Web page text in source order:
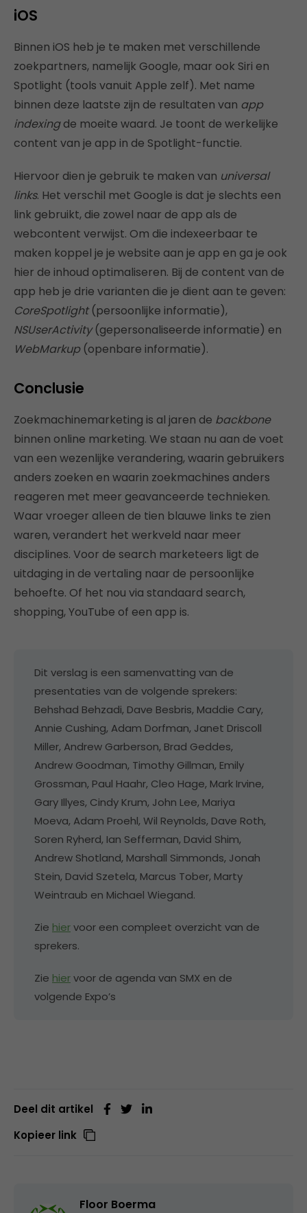
iOS
Binnen iOS heb je te maken met verschillende
zoekpartners, namelijk Google, maar ook Siri en
Spotlight (tools vanuit Apple zelf). Met name
binnen deze laatste zijn de resultaten van app
indexingde moeite waard. Je toont de werkelijke
content van je app in de Spotlight-functie.
Hiervoor dien je gebruik te maken van universal
links. Het verschil met Google is dat je slechts een
link gebruikt, die zowel naar de app als de
webcontent verwijst. Om die indexeerbaar te
maken koppel je je website aan je app en ga je ook
hier de inhoud optimaliseren. Bij de content van de
app heb je drie varianten die je dient aan te geven:
CoreSpotlight(persoonlijke informatie),
NSUserActivity(gepersonaliseerde informatie) en
WebMarkup(openbare informatie).
Conclusie
Zoekmachinemarketing is al jaren de backbone
binnen online marketing. We staan nu aan de voet
van een wezenlijke verandering, waarin gebruikers
anders zoeken en waarin zoekmachines anders
reageren met meer geavanceerde technieken.
Waar vroeger alleen de tien blauwe links te zien
waren, verandert het werkveld naar meer
disciplines. Voor de search marketeers ligt de
uitdaging in de vertaling naar de persoonlijke
behoefte. Of het nou via standaard search,
shopping, YouTube of een app is.
Dit verslag is een samenvatting van de
presentaties van de volgende sprekers:
Behshad Behzadi, Dave Besbris, Maddie Cary,
Annie Cushing, Adam Dorfman, Janet Driscoll
Miller, Andrew Garberson, Brad Geddes,
Andrew Goodman, Timothy Gillman, Emily
Grossman, Paul Haahr, Cleo Hage, Mark Irvine,
Gary Illyes, Cindy Krum, John Lee, Mariya
Moeva, Adam Proehl, Wil Reynolds, Dave Roth,
Soren Ryherd, Ian Sefferman, David Shim,
Andrew Shotland, Marshall Simmonds, Jonah
Stein, David Szetela, Marcus Tober, Marty
Weintraub en Michael Wiegand.
Zie hiervoor een compleet overzicht van de
sprekers.
Zie hiervoor de agenda van SMX en de
volgende Expo’s
Deel dit artikel
Kopieer link
Floor Boerma